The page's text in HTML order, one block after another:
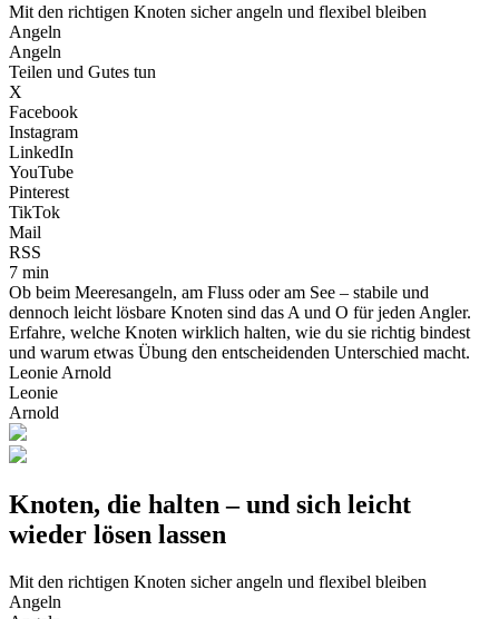
Mit den richtigen Knoten sicher angeln und flexibel bleiben
Angeln
Angeln
Teilen und Gutes tun
X
Facebook
Instagram
LinkedIn
YouTube
Pinterest
TikTok
Mail
RSS
7 min
Ob beim Meeresangeln, am Fluss oder am See – stabile und
dennoch leicht lösbare Knoten sind das A und O für jeden Angler.
Erfahre, welche Knoten wirklich halten, wie du sie richtig bindest
und warum etwas Übung den entscheidenden Unterschied macht.
Leonie Arnold
Leonie
Arnold
Knoten, die halten – und sich leicht
wieder lösen lassen
Mit den richtigen Knoten sicher angeln und flexibel bleiben
Angeln